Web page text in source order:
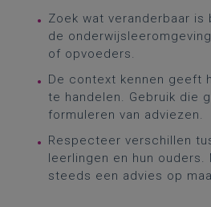
Zoek wat veranderbaar is
de
of opvoeders.
De context kennen geeft
te handelen. Gebruik die
formuleren van adviezen.
Respecteer verschillen
leerlingen en hun ouders.
steeds een advies op